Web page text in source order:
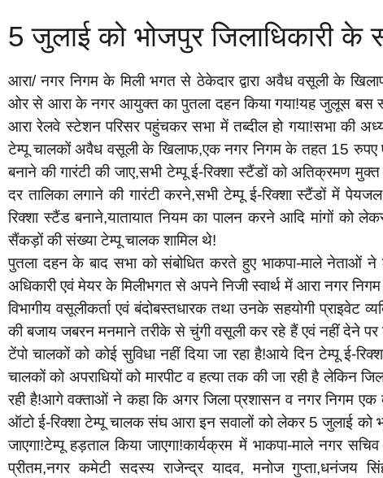
5 जुलाई को भोजपुर जिलाधिकारी के
आरा/ नगर निगम के मिली भगत से ठेकेदार द्वारा अवैध वसूली के
ओर से आरा के नगर आयुक्त का पुतला दहन किया गया!यह जुलूस बस
आरा रेलवे स्टेशन परिसर पहुंचकर सभा में तब्दील हो गया!सभा की
टेम्पू चालकों अवैध वसूली के खिलाफ,एक नगर निगम के तहत 15 रुपए
बनाने की गारंटी की जाए,सभी टेम्पू ई-रिक्शा स्टैंडों को अतिक्रमण
दर तालिका लगाने की गारंटी करने,सभी टेम्पू ई-रिक्शा स्टैंडों में
रिक्शा स्टैंड बनाने,यातायात नियम का पालन करने आदि मांगों को
सैंकड़ों की संख्या टेम्पू चालक शामिल थे!
पुतला दहन के बाद सभा को संबोधित करते हुए भाकपा-माले नेताओं
अधिकारी एवं मेयर के मिलीभगत से अपने निजी स्वार्थ में आरा नगर
विभागीय वसूलीकर्ता एवं बंदोबस्तधारक तथा उनके सहयोगी प्राइवेट
की बजाय जबरन मनमाने तरीके से चुंगी वसूली कर रहे हैं एवं नहीं देने पर
टेंपो चालकों को कोई सुविधा नहीं दिया जा रहा है!आये दिन टेम्पू ई-
चालकों को अपराधियों को मारपीट व हत्या तक की जा रही है लेकिन
रही है!आगे वक्ताओं ने कहा कि अगर जिला प्रशासन व नगर निगम एक
ऑटो ई-रिक्शा टेम्पू चालक संघ आरा इन सवालों को लेकर 5 जुलाई को
जाएगा!टेम्पू हड़ताल किया जाएगा!कार्यक्रम में भाकपा-माले नगर
प्रीतम,नगर कमेटी सदस्य राजेन्द्र यादव, मनोज गुप्ता,धनंजय